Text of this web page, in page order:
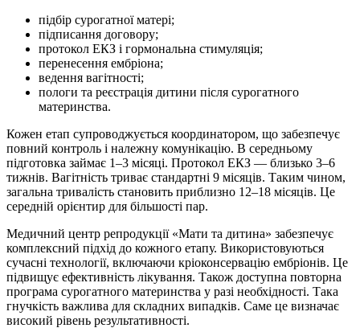
підбір сурогатної матері;
підписання договору;
протокол ЕКЗ і гормональна стимуляція;
перенесення ембріона;
ведення вагітності;
пологи та реєстрація дитини після сурогатного
материнства.
Кожен етап супроводжується координатором, що забезпечує
повний контроль і належну комунікацію. В середньому
підготовка займає 1–3 місяці. Протокол ЕКЗ — близько 3–6
тижнів. Вагітність триває стандартні 9 місяців. Таким чином,
загальна тривалість становить приблизно 12–18 місяців. Це
середній орієнтир для більшості пар.
Медичний центр репродукції «Мати та дитина» забезпечує
комплексний підхід до кожного етапу. Використовуються
сучасні технології, включаючи кріоконсервацію ембріонів. Це
підвищує ефективність лікування. Також доступна повторна
програма сурогатного материнства у разі необхідності. Така
гнучкість важлива для складних випадків. Саме це визначає
високий рівень результативності.